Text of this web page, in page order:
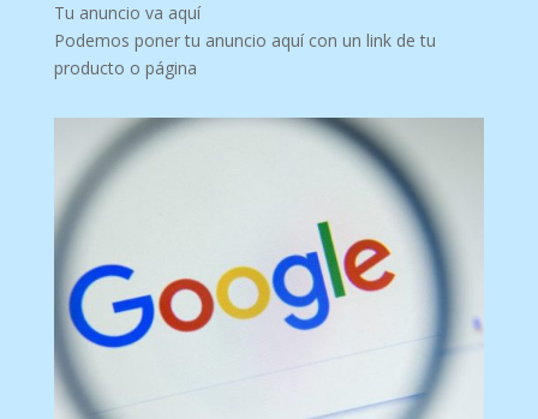
Tu anuncio va aquí
Podemos poner tu anuncio aquí con un link de tu
producto o página